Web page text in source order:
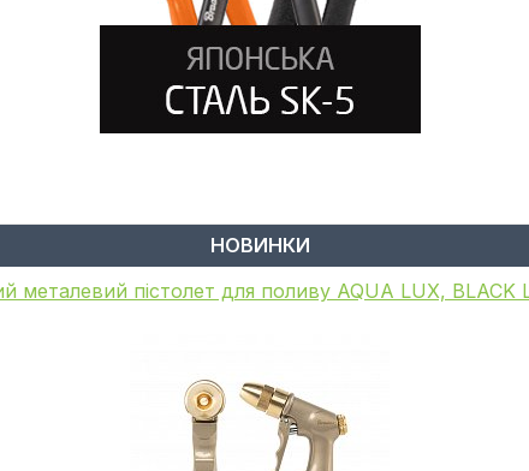
НОВИНКИ
пістолет для поливу, металевий, WHITE LINE,